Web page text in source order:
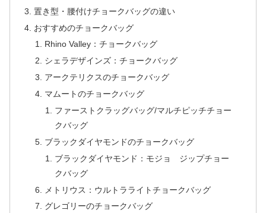
置き型・腰付けチョークバッグの違い
おすすめのチョークバッグ
Rhino Valley：チョークバッグ
シェラデザインズ：チョークバッグ
アークテリクスのチョークバッグ
マムートのチョークバッグ
ファーストクラッグバッグ/マルチピッチチョー
クバッグ
ブラックダイヤモンドのチョークバッグ
ブラックダイヤモンド：モジョ ジップチョー
クバッグ
メトリウス：ウルトラライトチョークバッグ
グレゴリーのチョークバッグ